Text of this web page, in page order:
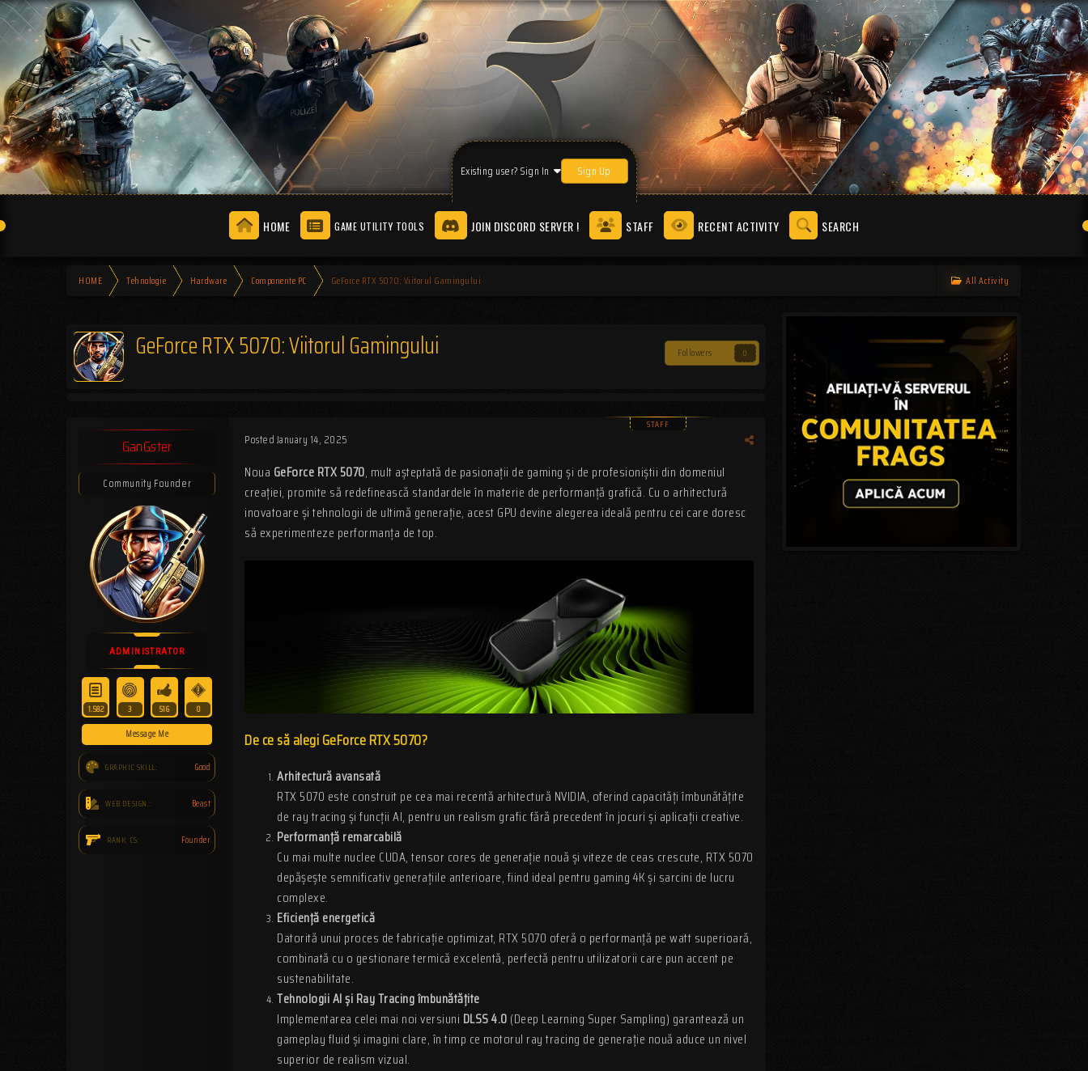
Existing user? Sign In Sign Up
HOME GAME UTILITY TOOLS JOIN DISCORD SERVER ! STAFF RECENT ACTIVITY SEARCH
All Activity
HOME Tehnologie Hardware Componente PC GeForce RTX 5070: Viitorul Gamingului
Followers 0
GeForce RTX 5070: Viitorul Gamingului
GanGster
Community Founder
ADMINISTRATOR
1.582 3 516 0
Message Me
GRAPHIC SKILL: Good
WEB DESIGN.: Beast
RANK: CS: Founder
PostedJanuary 14, 2025
Noua GeForce RTX 5070, mult așteptată de pasionații de gaming și de profesioniștii din domeniul
creației, promite să redefinească standardele în materie de performanță grafică. Cu o arhitectură
inovatoare și tehnologii de ultimă generație, acest GPU devine alegerea ideală pentru cei care doresc
să experimenteze performanța de top.
De ce să alegi GeForce RTX 5070?
Arhitectură avansată
RTX 5070 este construit pe cea mai recentă arhitectură NVIDIA, oferind capacități îmbunătățite
de ray tracing și funcții AI, pentru un realism grafic fără precedent în jocuri și aplicații creative.
Performanță remarcabilă
Cu mai multe nuclee CUDA, tensor cores de generație nouă și viteze de ceas crescute, RTX 5070
depășește semnificativ generațiile anterioare, fiind ideal pentru gaming 4K și sarcini de lucru
complexe.
Eficiență energetică
Datorită unui proces de fabricație optimizat, RTX 5070 oferă o performanță pe watt superioară,
combinată cu o gestionare termică excelentă, perfectă pentru utilizatorii care pun accent pe
sustenabilitate.
Tehnologii AI și Ray Tracing îmbunătățite
Implementarea celei mai noi versiuni DLSS 4.0 (Deep Learning Super Sampling) garantează un
gameplay fluid și imagini clare, în timp ce motorul ray tracing de generație nouă aduce un nivel
superior de realism vizual.